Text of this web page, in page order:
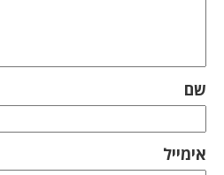
שם
אימייל